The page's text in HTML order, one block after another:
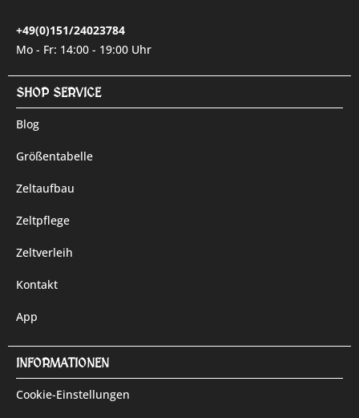
+49(0)151/24023784
Mo - Fr: 14:00 - 19:00 Uhr
SHOP SERVICE
Blog
Größentabelle
Zeltaufbau
Zeltpflege
Zeltverleih
Kontakt
App
INFORMATIONEN
Cookie-Einstellungen